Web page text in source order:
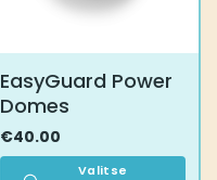
EasyGuard Power
Domes
€40.00
Valitse